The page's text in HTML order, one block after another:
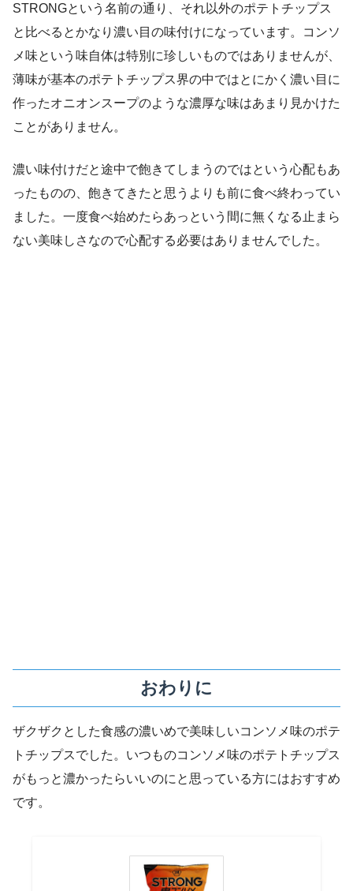
STRONGという名前の通り、それ以外のポテトチップス
と比べるとかなり濃い目の味付けになっています。コンソ
メ味という味自体は特別に珍しいものではありませんが、
薄味が基本のポテトチップス界の中ではとにかく濃い目に
作ったオニオンスープのような濃厚な味はあまり見かけた
ことがありません。
濃い味付けだと途中で飽きてしまうのではという心配もあ
ったものの、飽きてきたと思うよりも前に食べ終わってい
ました。一度食べ始めたらあっという間に無くなる止まら
ない美味しさなので心配する必要はありませんでした。
おわりに
ザクザクとした食感の濃いめで美味しいコンソメ味のポテ
トチップスでした。いつものコンソメ味のポテトチップス
がもっと濃かったらいいのにと思っている方にはおすすめ
です。